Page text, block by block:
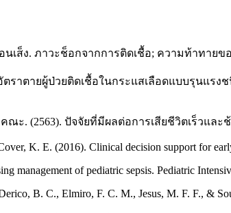
เส็ง. ภาวะช็อกจากการติดเชื้อ; ความท้าทายข
าตายผู้ป่วยติดเชื้อในกระแสเลือดแบบรุนแรงชนิ
ะ. (2563). ปัจจัยที่มีผลต่อการเสียชีวิตเร็วและ
K. E. (2016). Clinical decision support for
management of pediatric sepsis. Pediatric
B. C., Elmiro, F. C. M., Jesus, M. F. F., &